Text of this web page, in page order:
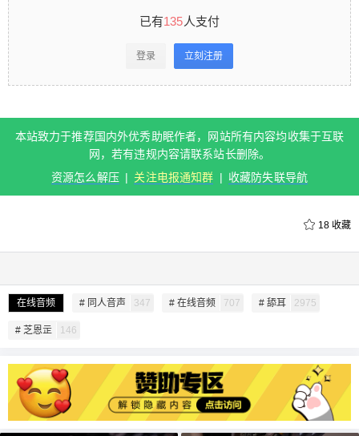
已有135人支付
登录 立刻注册
本站致力于推荐国内外优秀助眠作者，网站所有内容均收集于互联
网，若有违规内容请联系站长删除。
资源怎么解压 | 关注电报通知群 | 收藏防失联导航
18 收藏
在线音频 # 同人音声 347 # 在线音频 707 # 舔耳 2975
# 芝恩㱏 146
内容请联系站长删除。 资源怎么解压 | 关注电报通
知群 | 收藏防失联导航 0 收藏
2 5 10
付费内容
¥ 6位以上